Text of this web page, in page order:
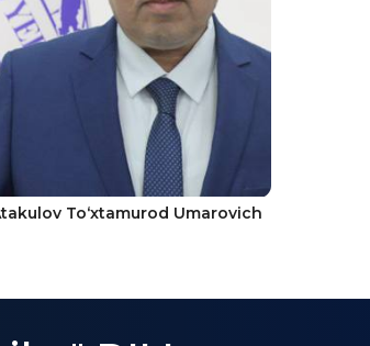
To‘xtamurod Umarovich